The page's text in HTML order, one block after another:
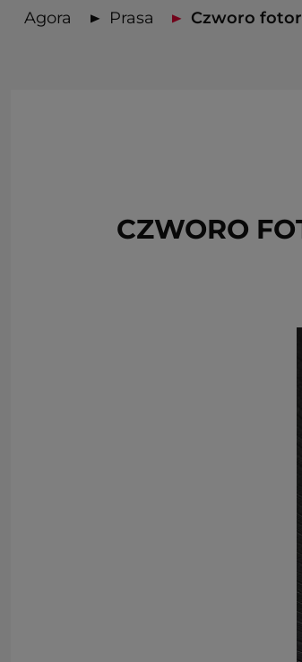
Agora Prasa Czworo
CZWORO